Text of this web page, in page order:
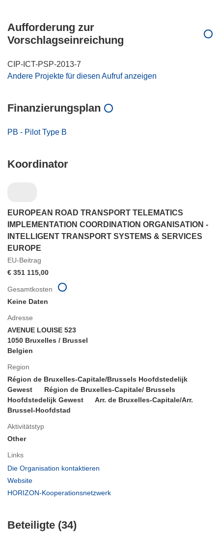
Aufforderung zur
Vorschlagseinreichung
CIP-ICT-PSP-2013-7
Andere Projekte für diesen Aufruf anzeigen
Finanzierungsplan
PB - Pilot Type B
Koordinator
EUROPEAN ROAD TRANSPORT TELEMATICS
IMPLEMENTATION COORDINATION ORGANISATION -
INTELLIGENT TRANSPORT SYSTEMS & SERVICES
EUROPE
EU-Beitrag
€ 351 115,00
Adresse
AVENUE LOUISE 523
1050 Bruxelles / Brussel
Belgien
Region
Région de Bruxelles-Capitale/Brussels Hoofdstedelijk
Gewest
Région de Bruxelles-Capitale/ Brussels
Hoofdstedelijk Gewest
Arr. de Bruxelles-Capitale/Arr.
Brussel-Hoofdstad
Aktivitätstyp
Other
Links
Die Organisation kontaktieren
Website
in
HORIZON-Kooperationsnetzwerk
Gesamtkosten
Keine Daten
Beteiligte (34)